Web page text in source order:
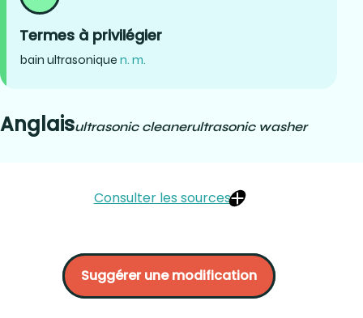
Termes à privilégier
bain ultrasonique n. m.
Anglaisultrasonic cleanerultrasonic washer
Consulter les sources
Ordre des dentistes du Québec, Ordre des hygiénistes
du Québec. 2009. :
https://www.odq.qc.ca/Portals/5/fichiers_publication/
Suggérer une modification